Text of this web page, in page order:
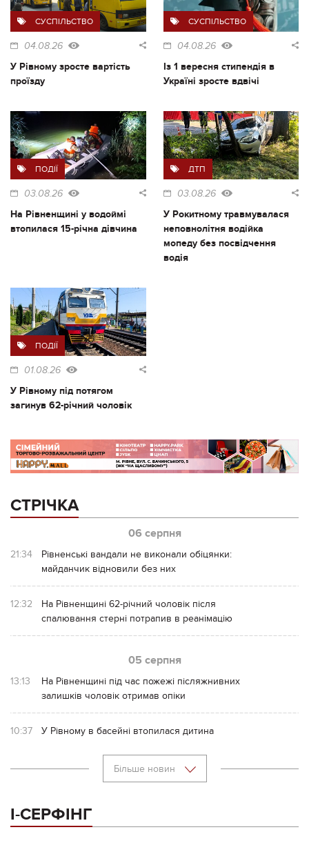
СУСПІЛЬСТВО
04.08.26
У Рівному зросте вартість
проїзду
СУСПІЛЬСТВО
04.08.26
Із 1 вересня стипендія в
Україні зросте вдвічі
ПОДІЇ
03.08.26
На Рівненщині у водоймі
втопилася 15-річна дівчина
ДТП
03.08.26
У Рокитному травмувалася
неповнолітня водійка
мопеду без посвідчення
водія
ПОДІЇ
01.08.26
У Рівному під потягом
загинув 62-річний чоловік
СТРІЧКА
06 серпня
21:34
Рівненські вандали не виконали обіцянки:
майданчик відновили без них
12:32
На Рівненщині 62-річний чоловік після
спалювання стерні потрапив в реанімацію
05 серпня
13:13
На Рівненщині під час пожежі післяжнивних
залишків чоловік отримав опіки
10:37 У Рівному в басейні втопилася дитина
Більше новин
І-СЕРФІНГ